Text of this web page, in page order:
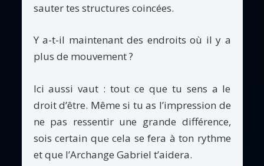
sauter tes structures coincées.
Y a-t-il maintenant des endroits où il y a
plus de mouvement ?
Ici aussi vaut : tout ce que tu sens a le
droit d’être. Même si tu as l’impression de
ne pas ressentir une grande différence,
sois certain que cela se fera à ton rythme
et que l’Archange Gabriel t’aidera.